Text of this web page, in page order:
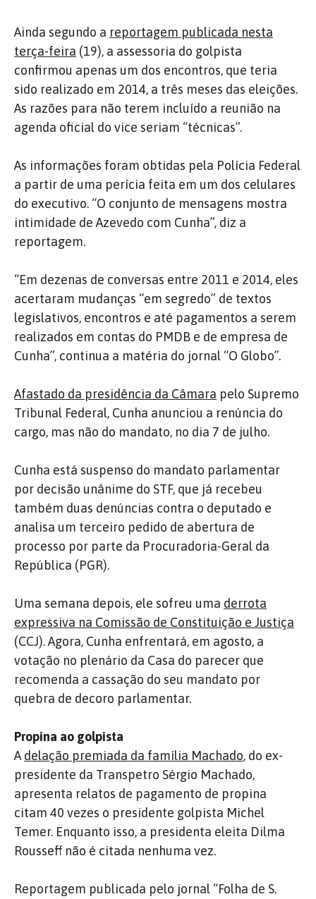
Ainda segundo a reportagem publicada nesta
terça-feira (19), a assessoria do golpista
confirmou apenas um dos encontros, que teria
sido realizado em 2014, a três meses das eleições.
As razões para não terem incluído a reunião na
agenda oficial do vice seriam “técnicas”.
As informações foram obtidas pela Polícia Federal
a partir de uma perícia feita em um dos celulares
do executivo. “O conjunto de mensagens mostra
intimidade de Azevedo com Cunha”, diz a
reportagem.
“Em dezenas de conversas entre 2011 e 2014, eles
acertaram mudanças “em segredo” de textos
legislativos, encontros e até pagamentos a serem
realizados em contas do PMDB e de empresa de
Cunha”, continua a matéria do jornal “O Globo”.
Afastado da presidência da Câmara pelo Supremo
Tribunal Federal, Cunha anunciou a renúncia do
cargo, mas não do mandato, no dia 7 de julho.
Cunha está suspenso do mandato parlamentar
por decisão unânime do STF, que já recebeu
também duas denúncias contra o deputado e
analisa um terceiro pedido de abertura de
processo por parte da Procuradoria-Geral da
República (PGR).
Uma semana depois, ele sofreu uma derrota
expressiva na Comissão de Constituição e Justiça
(CCJ). Agora, Cunha enfrentará, em agosto, a
votação no plenário da Casa do parecer que
recomenda a cassação do seu mandato por
quebra de decoro parlamentar.
Propina ao golpista
A delação premiada da família Machado, do ex-
presidente da Transpetro Sérgio Machado,
apresenta relatos de pagamento de propina
citam 40 vezes o presidente golpista Michel
Temer. Enquanto isso, a presidenta eleita Dilma
Rousseff não é citada nenhuma vez.
Reportagem publicada pelo jornal “Folha de S.